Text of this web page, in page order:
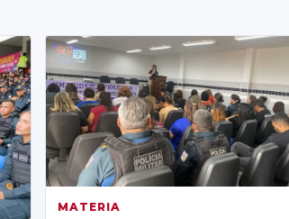
MATERIA